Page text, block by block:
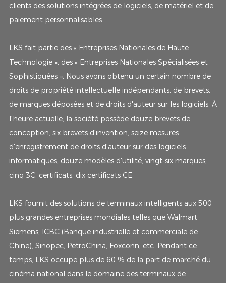
clients des solutions intégrées de logiciels, de matériel et de
paiement personnalisables.
LKS fait partie des « Entreprises Nationales de Haute
Technologie », des « Entreprises Nationales Spécialisées et
Sophistiquées ». Nous avons obtenu un certain nombre de
droits de propriété intellectuelle indépendants, de brevets,
de marques déposées et de droits d'auteur sur les logiciels. À
l'heure actuelle, la société possède douze brevets de
conception, six brevets d'invention, seize mesures
d'enregistrement de droits d'auteur sur des logiciels
informatiques, douze modèles d'utilité, vingt-six marques,
cinq 3C. certificats, dix certificats CE.
LKS fournit des solutions de terminaux intelligents aux 500
plus grandes entreprises mondiales telles que Walmart,
Siemens, ICBC (Banque industrielle et commerciale de
Chine), Sinopec, PetroChina, Foxconn, etc. Pendant ce
temps, LKS occupe plus de 60 % de la part de marché du
cinéma national dans le domaine des terminaux de